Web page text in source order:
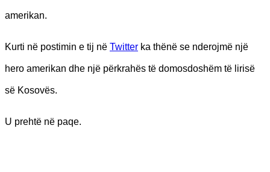
amerikan.
Kurti në postimin e tij në Twitter ka thënë se nderojmë një
hero amerikan dhe një përkrahës të domosdoshëm të lirisë
së Kosovës.
U prehtë në paqe.